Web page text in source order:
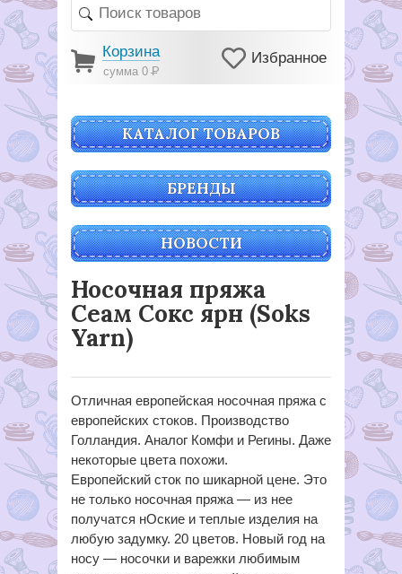
Корзина
сумма 0Р
Избранное
КАТАЛОГ ТОВАРОВ
БРЕНДЫ
НОВОСТИ
Носочная пряжа
Сеам Сокс ярн (Soks
Yarn)
Отличная европейская носочная пряжа с
европейских стоков. Производство
Голландия. Аналог Комфи и Регины. Даже
некоторые цвета похожи.
Европейский сток по шикарной цене. Это
не только носочная пряжа — из нее
получатся нОские и теплые изделия на
любую задумку. 20 цветов. Новый год на
носу — носочки и варежки любимым